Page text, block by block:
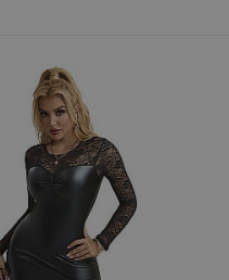
Popis
Tento název souboru cookie je
používané analytické služby
přiřazením náhodně
stránku na webu a slouží k
Vyprší Popis
1 rok
Widget živého chatu
identifikaci zařízení napříč